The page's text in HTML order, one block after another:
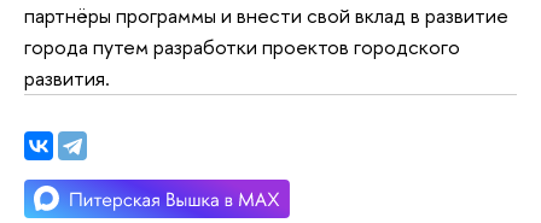
партнёры программы и внести свой вклад в развитие
города путем разработки проектов городского
развития.